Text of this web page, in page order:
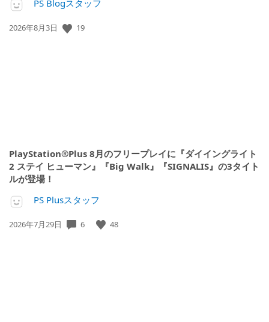
PS Blogスタッフ
公
2026年8月3日 19
PlayStation®Plus 8月のフリープレイに『ダイイングライト
2 ステイ ヒューマン』『Big Walk』『SIGNALIS』の3タイト
ルが登場！
PS Plusスタッフ
公
2026年7月29日 6 48